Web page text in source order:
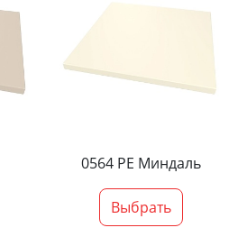
0564 PE Миндаль
Выбрать